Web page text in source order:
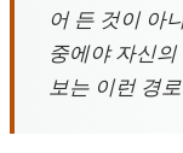
어 든 것이 아
중에야 자신
보는 이런 경